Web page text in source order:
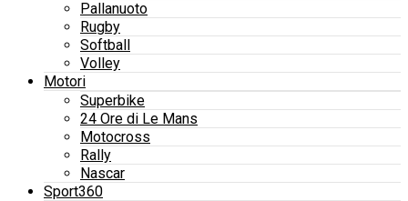
Pallanuoto
Rugby
Softball
Volley
Motori
Superbike
24 Ore di Le Mans
Motocross
Rally
Nascar
Sport360